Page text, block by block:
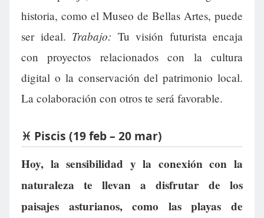
historia, como el Museo de Bellas Artes, puede
ser ideal. Trabajo: Tu visión futurista encaja
con proyectos relacionados con la cultura
digital o la conservación del patrimonio local.
La colaboración con otros te será favorable.
♓ Piscis (19 feb – 20 mar)
Hoy, la sensibilidad y la conexión con la
naturaleza te llevan a disfrutar de los
paisajes asturianos, como las playas de